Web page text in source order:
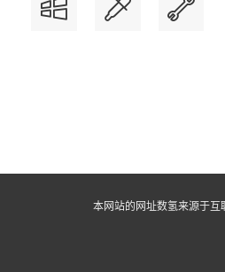
本网站的网址数氢来源于互